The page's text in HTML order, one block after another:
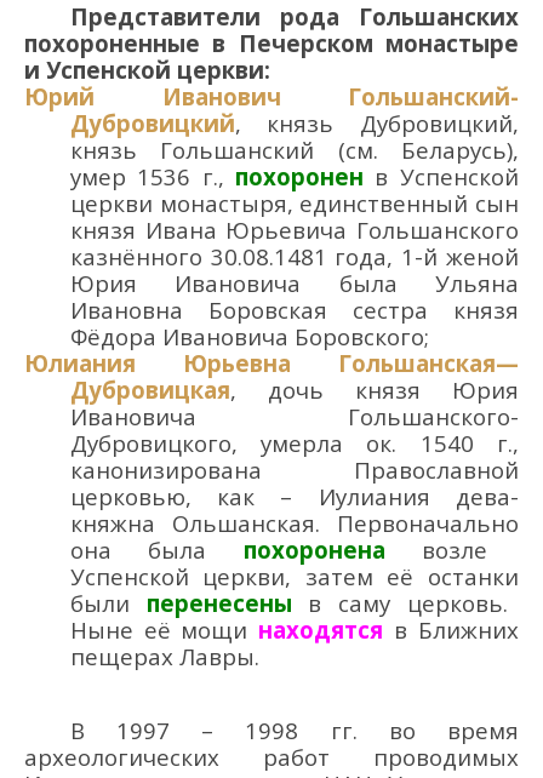
Представители рода Гольшанских
похороненные в Печерском монастыре
и Успенской церкви:
Юрий Иванович Гольшанский-
Дубровицкий, князь Дубровицкий,
князь Гольшанский (см. Беларусь),
умер 1536 г., похоронен в Успенской
церкви монастыря, единственный сын
князя Ивана Юрьевича Гольшанского
казнённого 30.08.1481 года, 1-й женой
Юрия Ивановича была Ульяна
Ивановна Боровская сестра князя
Фёдора Ивановича Боровского;
Юлиания Юрьевна Гольшанская—
Дубровицкая, дочь князя Юрия
Ивановича Гольшанского-
Дубровицкого,умерла ок. 1540 г.,
канонизирована Православной
церковью, как – Иулиания дева-
княжна Ольшанская. Первоначально
она была похоронена возле
Успенской церкви, затем её останки
были перенесены в саму церковь.
Ныне её мощи находятся в Ближних
пещерах Лавры.
В 1997 – 1998 гг. во время
археологических работ проводимых